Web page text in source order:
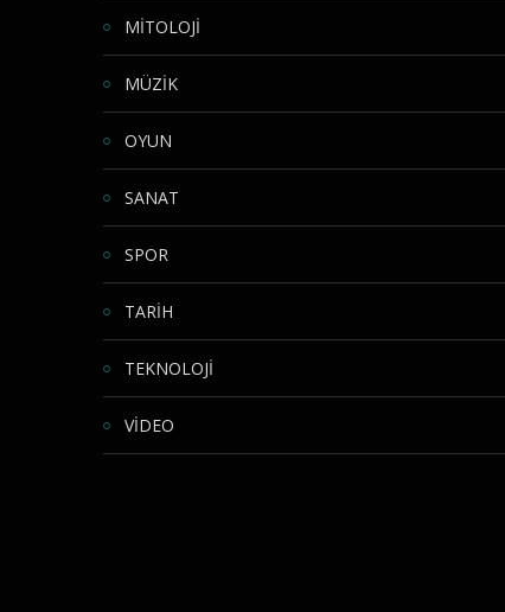
MİTOLOJİ
MÜZİK
OYUN
SANAT
SPOR
TARİH
TEKNOLOJİ
VİDEO